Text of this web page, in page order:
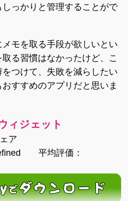
っかりと管理することがで
モを取る手段が欲しいとい
る習慣はなかったけど、こ
つけて、失敗を減らしたい
すすめのアプリだと思いま
ィジェット
ア
平均評価：